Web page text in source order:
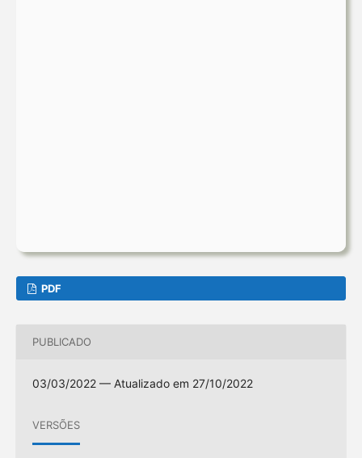
PDF
PUBLICADO
03/03/2022 — Atualizado em 27/10/2022
VERSÕES